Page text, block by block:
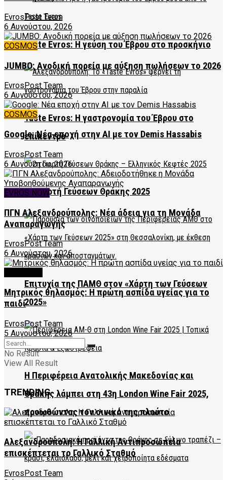
Taste Evros: Η γεύση του Έβρου στο προσκήνιο
Taste Evros: Η γαστρονομία του Έβρου στο
επίκεντρο
2η Γιορτή Γεύσεων Θράκης 2025
Επιτυχία της ΠΑΜΘ στον «Χάρτη των Γεύσεων
2025»
Η Περιφέρεια Ανατολικής Μακεδονίας και
Θράκης λάμπει στη 43η London Wine Fair 2025,
προωθώντας τον οινικό της πλούτο
EvrosPost Team
6 Αυγούστου, 2026
COSMOS
JUMBO: Ανοδική πορεία με αύξηση πωλήσεων το 2026
EvrosPost Team
6 Αυγούστου, 2026
COSMOS
Google: Νέα εποχή στην AI με τον Demis Hassabis
EvrosPost Team
6 Αυγούστου, 2026
EVROS NOW
ΠΓΝ Αλεξανδρούπολης: Νέα άδεια για τη Μονάδα
Αναπαραγωγής
EvrosPost Team
6 Αυγούστου, 2026
Μητρικός θηλασμός: Η πρώτη ασπίδα υγείας για το
παιδί
EvrosPost Team
5 Αυγούστου, 2026
No Result
View All Result
TRENDING
Αλεξανδρούπολη: Η Γαλλική Αντιπροσωπεία
επισκέπτεται το Γαλλικό Σταθμό
EvrosPost Team